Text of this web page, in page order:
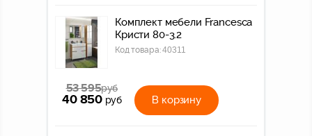
Комплект мебели Francesca
Кристи 80-3.2
Код товара:40311
53 595руб
40 850 руб В корзину